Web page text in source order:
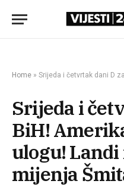
Home » Srijeda i četvrtak dani D za BiH!
Srijeda i
BiH!
ulogu!
mijenja